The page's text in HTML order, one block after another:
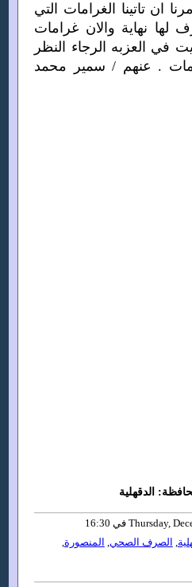
ان تاتينا الغرامات التي
لها نهاية والان غرامات
في العزبه الرجاء النظر
. عنهم / سمير محمد
الدقهلية
, الصرف الصحي, المنصورة,